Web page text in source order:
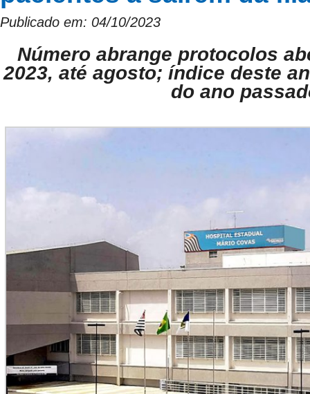
Publicado em: 04/10/2023
Número abrange protocolos
2023, até agosto; índice deste
do ano